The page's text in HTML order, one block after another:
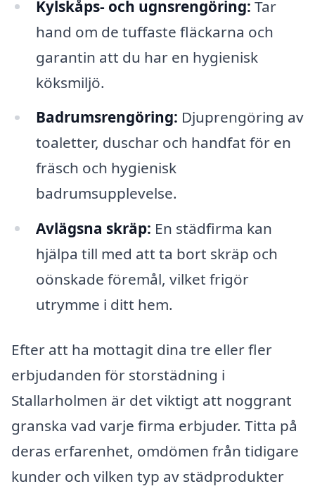
Kylskåps- och ugnsrengöring: Tar
hand om de tuffaste fläckarna och
garantin att du har en hygienisk
köksmiljö.
Badrumsrengöring: Djuprengöring av
toaletter, duschar och handfat för en
fräsch och hygienisk
badrumsupplevelse.
Avlägsna skräp: En städfirma kan
hjälpa till med att ta bort skräp och
oönskade föremål, vilket frigör
utrymme i ditt hem.
Efter att ha mottagit dina tre eller fler
erbjudanden för storstädning i
Stallarholmen är det viktigt att noggrant
granska vad varje firma erbjuder. Titta på
deras erfarenhet, omdömen från tidigare
kunder och vilken typ av städprodukter